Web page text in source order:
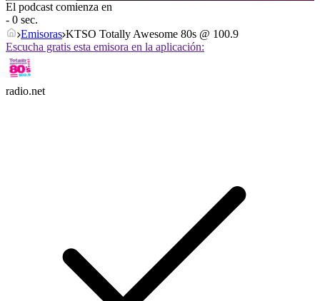
El podcast comienza en
- 0 sec.
Emisoras KTSO Totally Awesome 80s @ 100.9
Escucha gratis esta emisora en la aplicación:
radio.net